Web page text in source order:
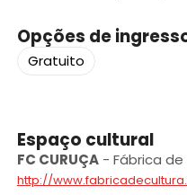
Opções de
Gratuito
Espaço cultural
FC CURUÇA- Fábrica
http://